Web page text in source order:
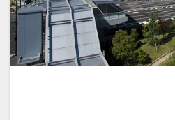
・お好み村・お好み共
分）
【ホテルまでのアクセ
・広島バスセンターそ
・広島電鉄 紙屋町西